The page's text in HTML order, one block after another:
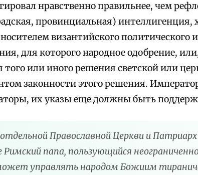
нравственно правильнее, чем
провинциальная) интеллигенция,
византийского политического
для которого народное одобрение,
или иного решения светской или
законности этого решения.
их указы еще должны быть
Православной Церкви и Патриарх
папа, пользующийся
управлять народом Божиим